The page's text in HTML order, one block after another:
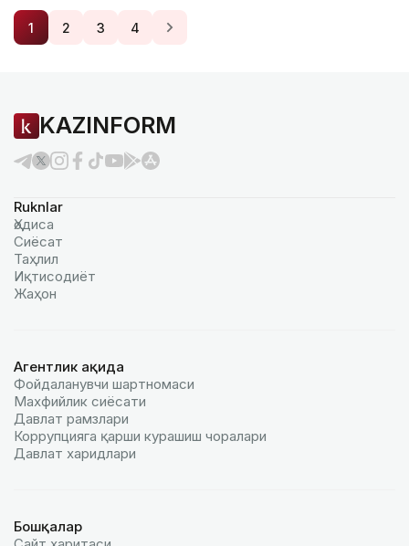
1 2 3 4
KAZINFORM
Ruknlar
Ҳодиса
Сиёсат
Таҳлил
Иқтисодиёт
Жаҳон
Агентлик ҳақида
Фойдаланувчи шартномаси
Махфийлик сиёсати
Давлат рамзлари
Коррупцияга қарши курашиш чоралари
Давлат харидлари
Бошқалар